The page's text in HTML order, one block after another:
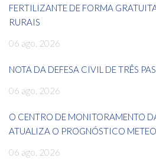
FERTILIZANTE DE FORMA
RURAIS
06 ago, 2026
NOTA DA DEFESA CIVIL DE TRÊS
06 ago, 2026
O CENTRO DE MONITORAMENTO
ATUALIZA O PROGNÓSTICO
06 ago, 2026